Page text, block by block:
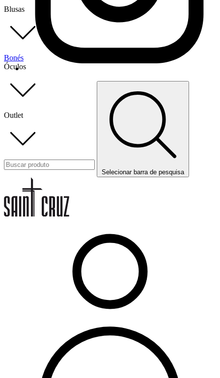
Blusas
Bonés
Óculos
Outlet
Selecionar barra de pesquisa